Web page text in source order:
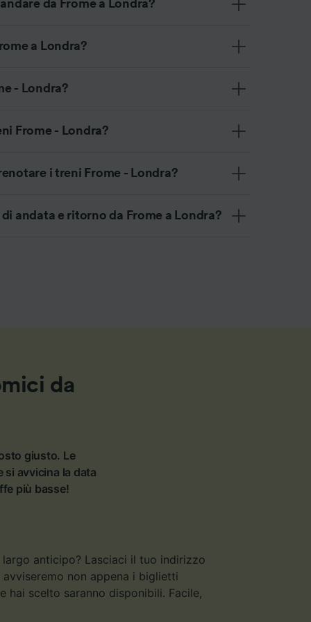
da Frome a Londra?
a Londra?
- Londra?
Frome - Londra?
i treni Frome - Londra?
andata e ritorno da Frome a Londra?
da
giusto. Le
si avvicina la data
più basse!
anticipo? Lasciaci il tuo indirizzo
non appena i biglietti
hai scelto saranno disponibili. Facile,